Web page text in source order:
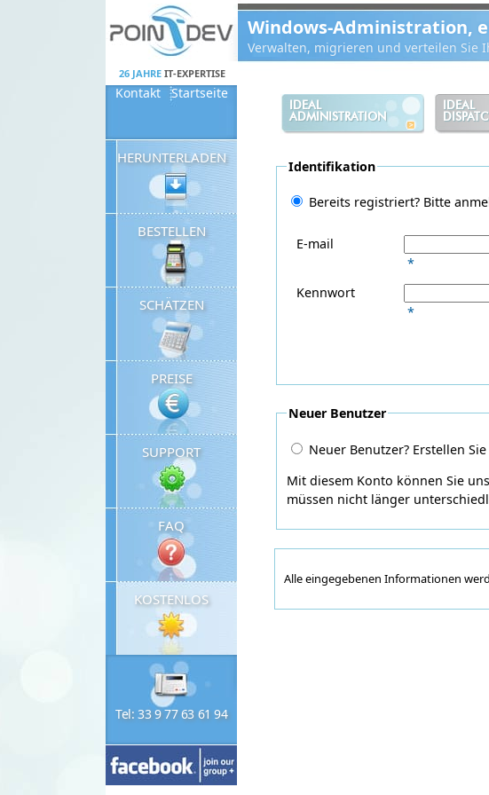
Windows-Administration,
Verwalten, migrieren und verteilen Sie
26 JAHRE IT-EXPERTISE
Kontakt Startseite
IDEAL
ADMINISTRATION
IDEAL
HERUNTERLADEN
BESTELLEN
SCHÄTZEN
PREISE
SUPPORT
FAQ
KOSTENLOS
Tel: 33 9 77 63 61 94
Identifikation
Bereits registriert? Bitte
E-mail
*
Kennwort
*
Neuer Benutzer
Neuer Benutzer? Erstellen
Mit diesem Konto können Sie
müssen nicht länger
Alle eingegebenen Informationen
Panneau de gestion des cookies